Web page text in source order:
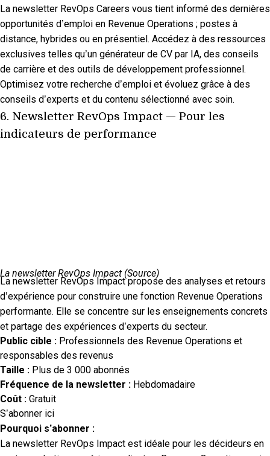
La newsletter RevOps Careers vous tient informé des dernières
opportunités d’emploi en Revenue Operations ; postes à
distance, hybrides ou en présentiel. Accédez à des ressources
exclusives telles qu’un générateur de CV par IA, des conseils
de carrière et des outils de développement professionnel.
Optimisez votre recherche d’emploi et évoluez grâce à des
conseils d’experts et du contenu sélectionné avec soin.
6. Newsletter RevOps Impact — Pour les
indicateurs de performance
La newsletter RevOps Impact (Source)
La newsletter RevOps Impact propose des analyses et retours
d’expérience pour construire une fonction Revenue Operations
performante. Elle se concentre sur les enseignements concrets
et partage des expériences d’experts du secteur.
Public cible : Professionnels des Revenue Operations et
responsables des revenus
Taille : Plus de 3 000 abonnés
Fréquence de la newsletter : Hebdomadaire
Coût : Gratuit
S’abonner ici
Pourquoi s’abonner :
La newsletter RevOps Impact est idéale pour les décideurs en